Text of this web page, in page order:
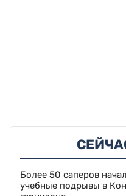
Более 50 саперов
учебные подрывы в